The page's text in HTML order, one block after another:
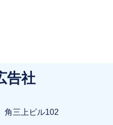
告社
三上ビル102